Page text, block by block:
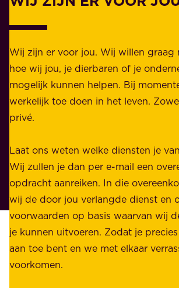
k
e
l
i
j
k
n
p
r
i
v
é
.
i
h
e
i
d
d
e
w
i
j
d
r
a
g
Wij zijn er voor jou. Wij willen graag
hoe wij jou, je dierbaren of je
mogelijk kunnen helpen. Bij
werkelijk toe doen in het leven.
privé.
Laat ons weten welke diensten je
Wij zullen je dan per e-mail een
opdracht aanreiken. In die
wij de door jou verlangde dienst en
voorwaarden op basis waarvan wij
je kunnen uitvoeren. Zodat je
aan toe bent en we met elkaar
voorkomen.